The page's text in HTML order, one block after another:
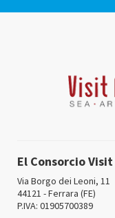
El Consorcio
Via Borgo dei Leoni, 11
44121 - Ferrara (FE)
P.IVA: 01905700389